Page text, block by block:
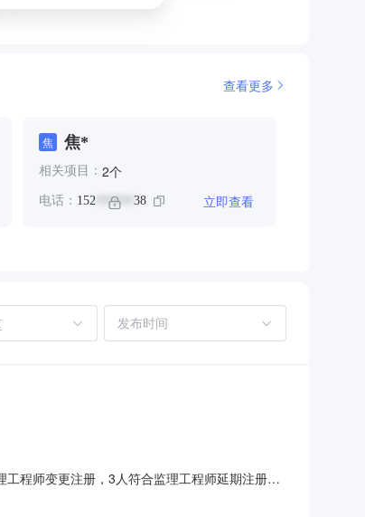
查看更多
焦 焦*
相关项目： 2个
电话： 152****** 38 立即查看
程师变更注册，3人符合监理工程师延期注册，